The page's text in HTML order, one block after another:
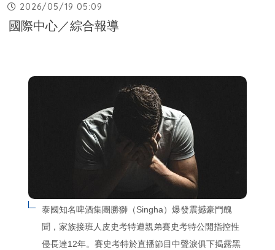
2026/05/19 05:09
國際中心／綜合報導
泰國知名啤酒集團勝獅（Singha）爆發震撼豪門醜
聞，家族接班人皮史考特遭親弟賽史考特公開指控性
侵長達12年。賽史考特於直播節目中聲淚俱下揭露黑